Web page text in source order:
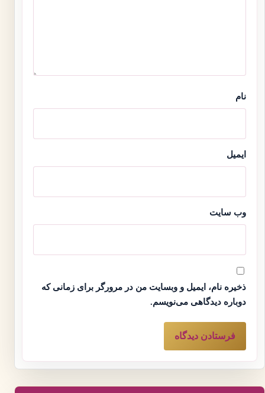
نام
ایمیل
وب‌ سایت
ذخیره نام، ایمیل و وبسایت من در مرورگر برای زمانی که
دوباره دیدگاهی می‌نویسم.